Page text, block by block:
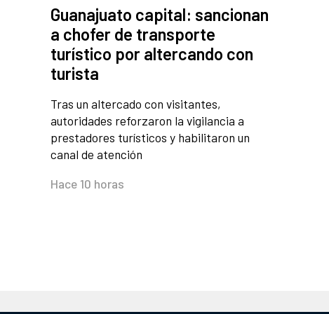
Guanajuato capital: sancionan
a chofer de transporte
turístico por altercando con
turista
Tras un altercado con visitantes,
autoridades reforzaron la vigilancia a
prestadores turísticos y habilitaron un
canal de atención
Hace 10 horas